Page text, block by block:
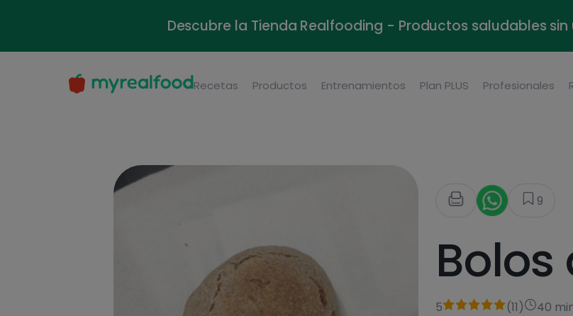
Descubre la Tienda Realfooding - Productos saludables
Recetas Productos Entrenamientos Plan PLUS Profesionales
9
5 (11) 40